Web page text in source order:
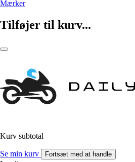
Mærker
Tilføjer til kurv...
Kurv subtotal
Se min kurv Fortsæt med at handle